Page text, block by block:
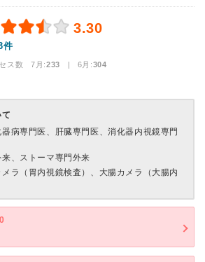
3.30
件
ス数 7月:233 | 6月:304
器病専門医、肝臓専門医、消化器内視鏡専門
来、ストーマ専門外来
メラ（胃内視鏡検査）、大腸カメラ（大腸内